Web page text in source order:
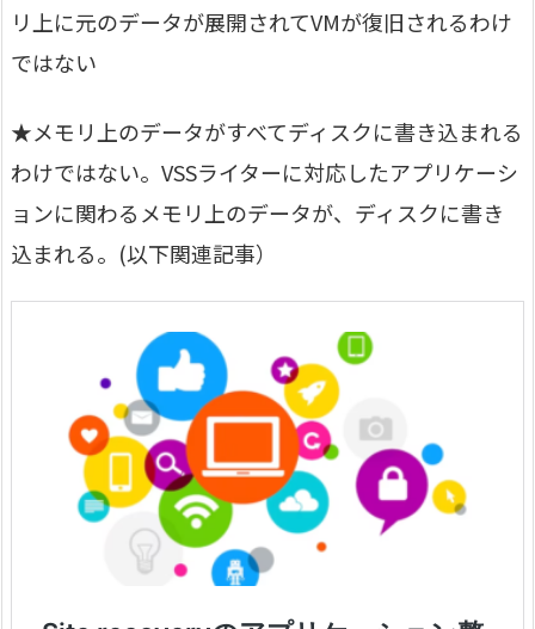
リ上に元のデータが展開されてVMが復旧されるわけ
ではない
★メモリ上のデータがすべてディスクに書き込まれる
わけではない。VSSライターに対応したアプリケーシ
ョンに関わるメモリ上のデータが、ディスクに書き
込まれる。(以下関連記事）